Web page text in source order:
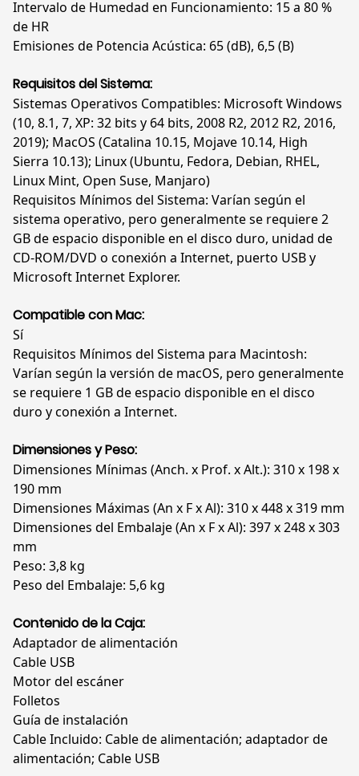
Intervalo de Humedad en Funcionamiento: 15 a 80 %
de HR
Emisiones de Potencia Acústica: 65 (dB), 6,5 (B)
Requisitos del Sistema:
Sistemas Operativos Compatibles: Microsoft Windows
(10, 8.1, 7, XP: 32 bits y 64 bits, 2008 R2, 2012 R2, 2016,
2019); MacOS (Catalina 10.15, Mojave 10.14, High
Sierra 10.13); Linux (Ubuntu, Fedora, Debian, RHEL,
Linux Mint, Open Suse, Manjaro)
Requisitos Mínimos del Sistema: Varían según el
sistema operativo, pero generalmente se requiere 2
GB de espacio disponible en el disco duro, unidad de
CD-ROM/DVD o conexión a Internet, puerto USB y
Microsoft Internet Explorer.
Compatible con Mac:
Sí
Requisitos Mínimos del Sistema para Macintosh:
Varían según la versión de macOS, pero generalmente
se requiere 1 GB de espacio disponible en el disco
duro y conexión a Internet.
Dimensiones y Peso:
Dimensiones Mínimas (Anch. x Prof. x Alt.): 310 x 198 x
190 mm
Dimensiones Máximas (An x F x Al): 310 x 448 x 319 mm
Dimensiones del Embalaje (An x F x Al): 397 x 248 x 303
mm
Peso: 3,8 kg
Peso del Embalaje: 5,6 kg
Contenido de la Caja:
Adaptador de alimentación
Cable USB
Motor del escáner
Folletos
Guía de instalación
Cable Incluido: Cable de alimentación; adaptador de
alimentación; Cable USB